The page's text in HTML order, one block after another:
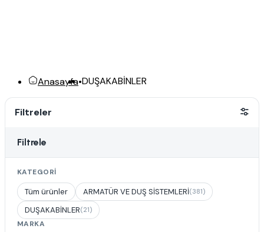
Anasayfa•DUŞAKABİNLER
Filtreler
Filtrele
KATEGORI
Tüm ürünler ARMATÜR VE DUŞ SİSTEMLERİ(381)
DUŞAKABİNLER(21)
MARKA